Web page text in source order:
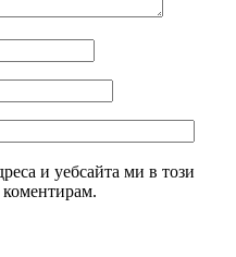
и уебсайта ми в този
коментирам.